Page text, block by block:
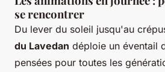
se rencontrer
Du lever du soleil jusqu'au
du Lavedan déploie un éventail
pensées pour toutes les